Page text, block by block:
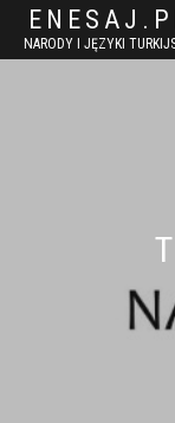
NARODY I JĘZYKI